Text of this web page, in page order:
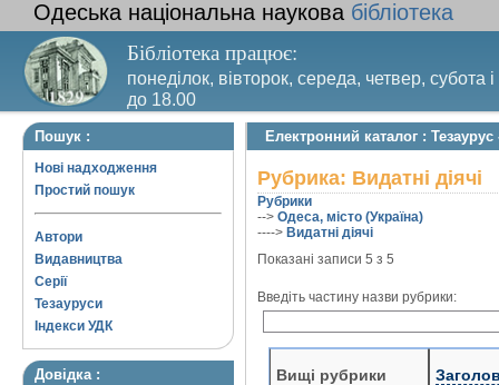
Одеська національна наукова бібліотека
Бібліотека працює:
понеділок, вівторок, середа, четвер, субота
до 18.00
Вихідний день – п’ятниця. Останній четвер
Пошук :
Нові надходження
Простий пошук
Автори
Видавництва
Серії
Тезауруси
Індекси УДК
Довідка :
Електронний каталог :
Рубрика: Видатні діячі
Рубрики
--> Одеса, місто (Україна)
----> Видатні діячі
Показані записи 5 з 5
Введіть частину назви рубрики:
Вищі рубрики